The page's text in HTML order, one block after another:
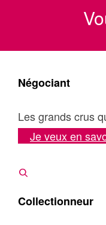
Négociant
Les grands crus
Je veux en
Collectionneur